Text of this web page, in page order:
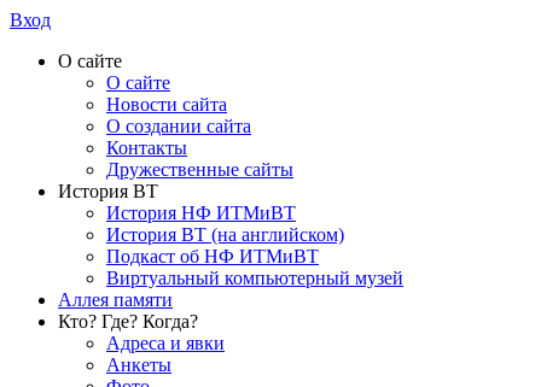
Вход
О сайте
О сайте
Новости сайта
О создании сайта
Контакты
Дружественные сайты
История ВТ
История НФ ИТМиВТ
История ВТ (на английском)
Подкаст об НФ ИТМиВТ
Виртуальный компьютерный музей
Аллея памяти
Кто? Где? Когда?
Адреса и явки
Анкеты